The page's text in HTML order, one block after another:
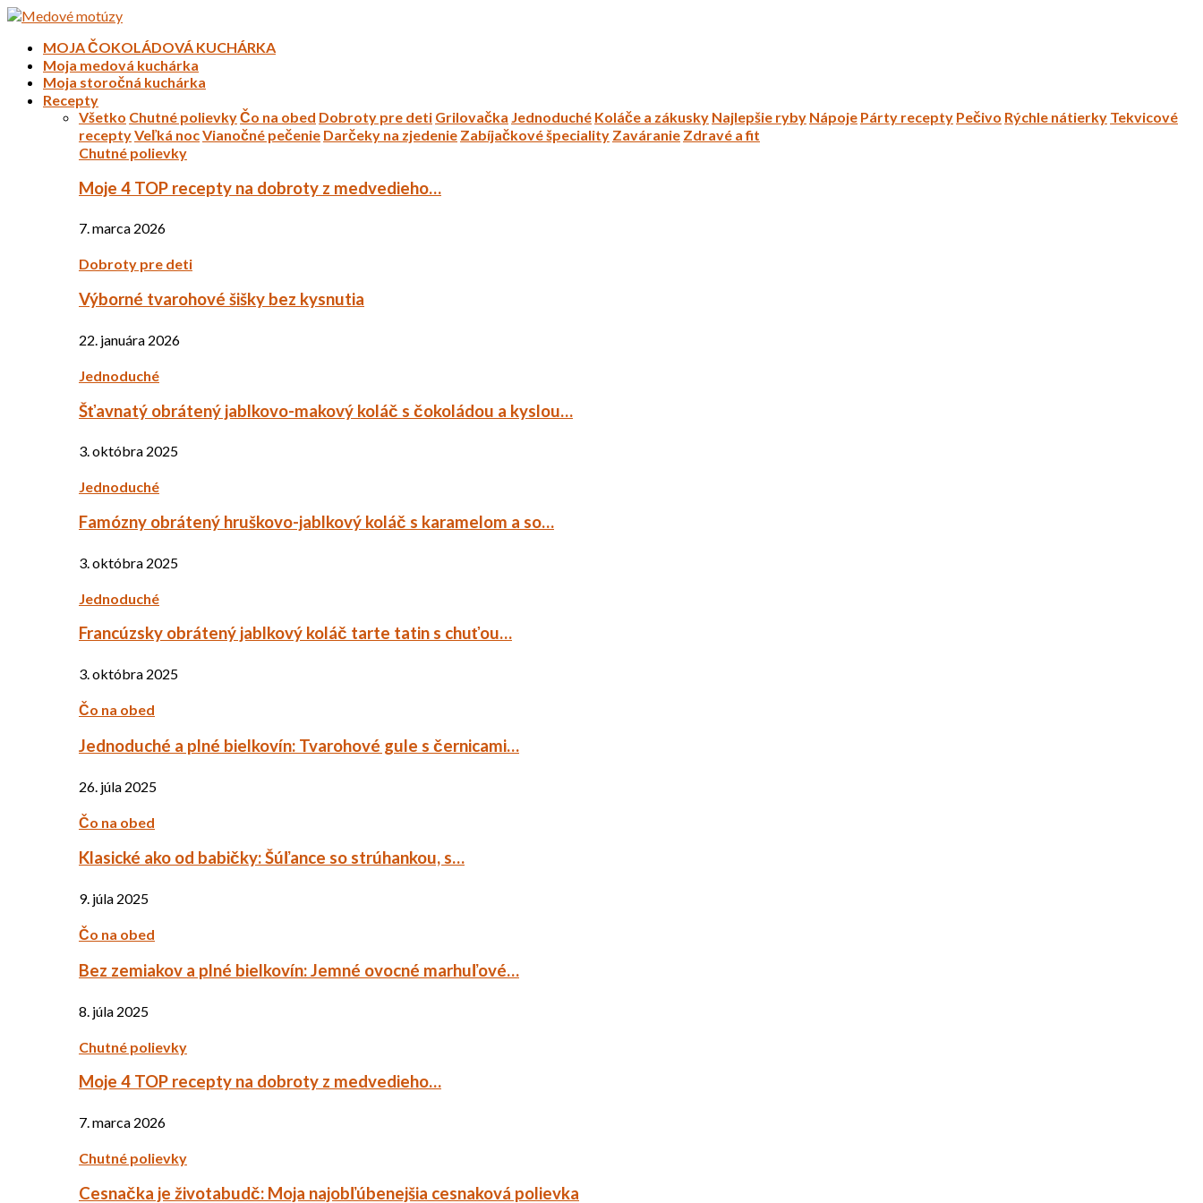
MOJA ČOKOLÁDOVÁ KUCHÁRKA
Moja medová kuchárka
Moja storočná kuchárka
Recepty
Všetko Chutné polievkyČo na obed Dobroty pre deti Grilovačka Jednoduché Koláče a zákusky Najlepšie ryby Nápoje Párty recepty Pečivo Rýchle nátierky Tekvicové
receptyVeľká nocVianočné pečenie Darčeky na zjedenie Zabíjačkové špeciality Zaváranie Zdravé a fit
Chutné polievky
Moje 4 TOP recepty na dobroty z medvedieho…
7. marca 2026
Dobroty pre deti
Výborné tvarohové šišky bez kysnutia
22. januára 2026
Jednoduché
Šťavnatý obrátený jablkovo-makový koláč s čokoládou a kyslou…
3. októbra 2025
Jednoduché
Famózny obrátený hruškovo-jablkový koláč s karamelom a so…
3. októbra 2025
Jednoduché
Francúzsky obrátený jablkový koláč tarte tatin s chuťou…
3. októbra 2025
Čo na obed
Jednoduché a plné bielkovín: Tvarohové gule s černicami…
26. júla 2025
Čo na obed
Klasické ako od babičky: Šúľance so strúhankou, s…
9. júla 2025
Čo na obed
Bez zemiakov a plné bielkovín: Jemné ovocné marhuľové…
8. júla 2025
Chutné polievky
Moje 4 TOP recepty na dobroty z medvedieho…
7. marca 2026
Chutné polievky
Cesnačka je životabudč: Moja najobľúbenejšia cesnaková polievka